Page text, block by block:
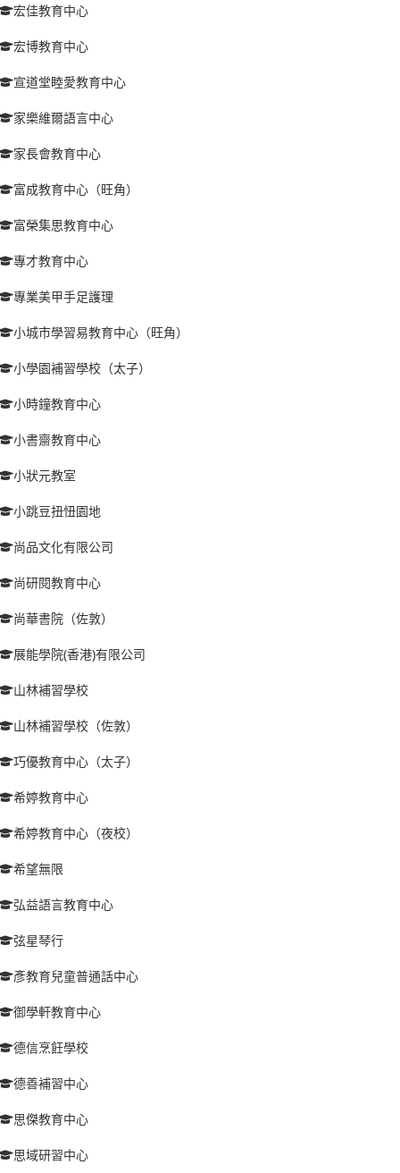
宏佳教育中心
宏博教育中心
宣道堂睦愛教育中心
家樂維爾語言中心
家長會教育中心
富成教育中心（旺角）
富榮集思教育中心
專才教育中心
專業美甲手足護理
小城市學習易教育中心（旺角）
小學園補習學校（太子）
小時鐘教育中心
小書齋教育中心
小狀元教室
小跳豆扭忸園地
尚品文化有限公司
尚研閱教育中心
尚華書院（佐敦）
展能學院(香港)有限公司
山林補習學校
山林補習學校（佐敦）
巧優教育中心（太子）
希婷教育中心
希婷教育中心（夜校）
希望無限
弘益語言教育中心
弦星琴行
彥教育兒童普通話中心
御學軒教育中心
德信烹飪學校
德善補習中心
思傑教育中心
思域研習中心